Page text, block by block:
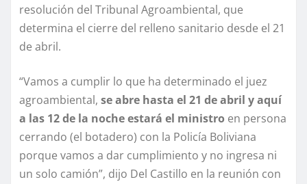
resolución del Tribunal Agroambiental, que
determina el cierre del relleno sanitario desde el 21
de abril.
“Vamos a cumplir lo que ha determinado el juez
agroambiental, se abre hasta el 21 de abril y aquí
a las 12 de la noche estará el ministro en persona
cerrando (el botadero) con la Policía Boliviana
porque vamos a dar cumplimiento y no ingresa ni
un solo camión”, dijo Del Castillo en la reunión con